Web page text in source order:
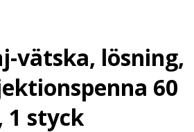
vätska, lösning,
60
1 styck